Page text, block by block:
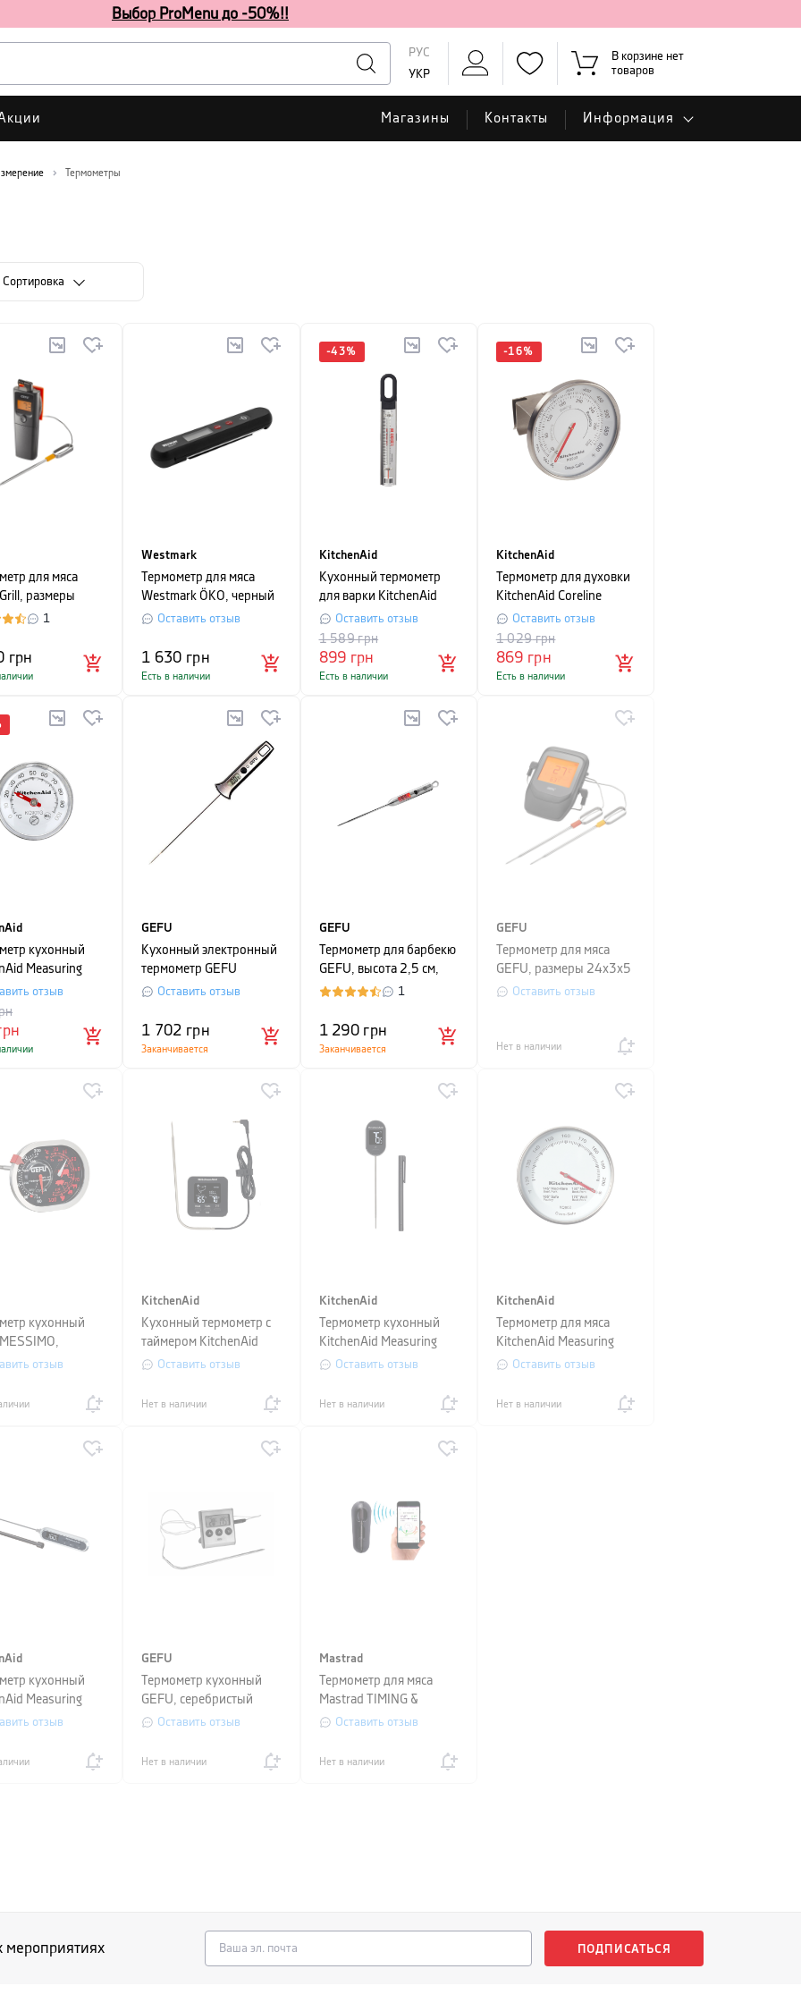
Выбор ProMenu до -50%!!
РУС
УКР
В корзине нет
товаров
Магазины Контакты Информация
Термометры
Cортировка
для мяса
размеры
х 3 см,черный
1
грн
Westmark
Термометр для мяса
Westmark ÖKO, черный
Оставить отзыв
1 630 грн
Есть в наличии
-43%
KitchenAid
Кухонный термометр
для варки KitchenAid
Measuring
Оставить отзыв
899 грн
1 589грн
Есть в наличии
-16%
KitchenAid
Термометр для духовки
KitchenAid Coreline
Оставить отзыв
869 грн
1 029грн
Есть в наличии
кухонный
Measuring
отзыв
GEFU
Кухонный электронный
термометр GEFU
KITCHEN AIDS,
Оставить отзыв
1 702 грн
Заканчивается
GEFU
Термометр для барбекю
GEFU, высота 2,5 см,
длина 22,9 см, ширина
1
1 290 грн
Заканчивается
GEFU
Термометр для мяса
GEFU, размеры 24х3х5
см, Оставить отзыв
Нет в наличии
кухонный
см,
отзыв
KitchenAid
Кухонный термометр с
таймером KitchenAid
Measuring
Оставить отзыв
Нет в наличии
KitchenAid
Термометр кухонный
KitchenAid Measuring
Оставить отзыв
Нет в наличии
KitchenAid
Термометр для мяса
KitchenAid Measuring
Оставить отзыв
Нет в наличии
кухонный
Measuring
отзыв
GEFU
Термометр кухонный
GEFU, серебристый
Оставить отзыв
Нет в наличии
Mastrad
Термометр для мяса
Mastrad TIMING &
MEASUREMENT,
Оставить отзыв
Нет в наличии
мероприятиях ПОДПИСАТЬСЯ